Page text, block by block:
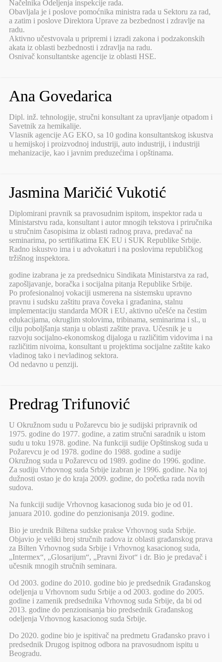
Načelnika Odeljenja inspekcije rada.
Obavljala je i poslove pomoćnika ministra rada u Sektoru za rad,
a zatim i poslove Direktora Uprave za bezbednost i zdravlje na
radu.
Aktivno učestvovala u pripremi i izradi zakona i podzakonskih
akata iz oblasti bezbednosti i zdravlja na radu.
Osnivač konsultantske agencije iz oblasti HSE.
Ana Govedarica
Dipl. inž. tehnologije, stručni konsultant za upravljanje otpadom i
Savetnik za hemikalije.
Vlasnik agencije AG EKO, sa 10 godina konsultantskog iskustva
u hemijskoj i proizvodnoj industriji, auto industriji, i industriji
mehanizacije, kao i javnim preduzećima i opštinama.
Jasmina Maričić Vukotić
Diplomirani pravnik sa pravosudnim ispitom, inspektor rada u
Ministarstvu rada, konsultant i autor mnogih tekstova i priručnika
u stručnim časopisima iz oblasti radnog prava, predavač na
seminarima, po sertifikatima EK EU i SUK Republike Srbije.
Radno iskustvo ima i u advokaturi i na poslovima republičkog
tržišnog inspektora.
godine izabrana je za predsednicu Sindikata Ministarstva za rad,
zapošljavanje, boračka i socijalna pitanja Republike Srbije.
Po profesionalnoj vokaciji usmerena na sistemsku upravno
pravnu i sudsku zaštitu prava čoveka i građanina, stalnu
implementaciju standarda MOR i EU, aktivno učešće na čestim
edukacijama, okruglim stolovima, tribinama, seminarima i sl., u
cilju poboljšanja stanja u oblasti zaštite prava. Učesnik je u
razvoju socijalno-ekonomskog dijaloga u različitim vidovima i na
različitim nivoima, konsultant u projektima socijalne zaštite kako
vladinog tako i nevladinog sektora.
Od nedavno u penziji.
Predrag Trifunović
U Okružnom sudu u Požarevcu bio je sudijski pripravnik od
1975. godine do 1977. godine, a zatim stručni saradnik u istom
sudu u toku 1978. godine. Na funkciji sudije Opštinskog suda u
Požarevcu je od 1978. godine do 1988. godine a sudije
Okružnog suda u Požarevcu od 1989. godine do 1996. godine.
Za sudiju Vrhovnog suda Srbije izabran je 1996. godine. Na toj
dužnosti ostao je do kraja 2009. godine, do početka rada novih
sudova.
Na funkciji sudije Vrhovnog kasacionog suda bio je od 01.
januara 2010. godine do penzionisanja 2019. godine.
Bio je urednik Biltena sudske prakse Vrhovnog suda Srbije.
Objavio je veliki broj stručnih radova iz oblasti građanskog prava
za Bilten Vrhovnog suda Srbije i Vrhovnog kasacionog suda,
„Intermex“, „Glosarijum“, „Pravni život“ i dr. Bio je predavač i
učesnik mnogih stručnih seminara.
Od 2003. godine do 2010. godine bio je predsednik Građanskog
odeljenja u Vrhovnom sudu Srbije a od 2003. godine do 2005.
godine i zamenik predsednika Vrhovnog suda Srbije, da bi od
2013. godine do penzionisanja bio predsednik Građanskog
odeljenja Vrhovnog kasacionog suda Srbije.
Do 2020. godine bio je ispitivač na predmetu Građansko pravo i
predsednik Drugog ispitnog odbora na pravosudnom ispitu u
Beogradu.